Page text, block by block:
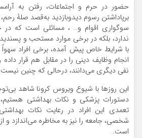
حضور در حرم و اجتماعات، رفتن به
برپاداشتن رسوم دیدوبازدید به‌قصد صلۀ
سوگواری اقوام و… ، مسائلی است که در
ندارد، بلکه در برخی موارد مستحب و
با شرایط خاص پیش آمده، برخی افراد
انجام وظایف دینی را در مقابل هم قرار داده
نفی دیگری می‌دانند، درحالی که چنین
این روزها با شیوع ویروس کرونا شاهد
دستورات پزشکی و نکات بهداشتی
تعمدی این افراد در رعایت نکات
شخصی، جامعه را نیز به مخاطره می‌اندازد و
است.